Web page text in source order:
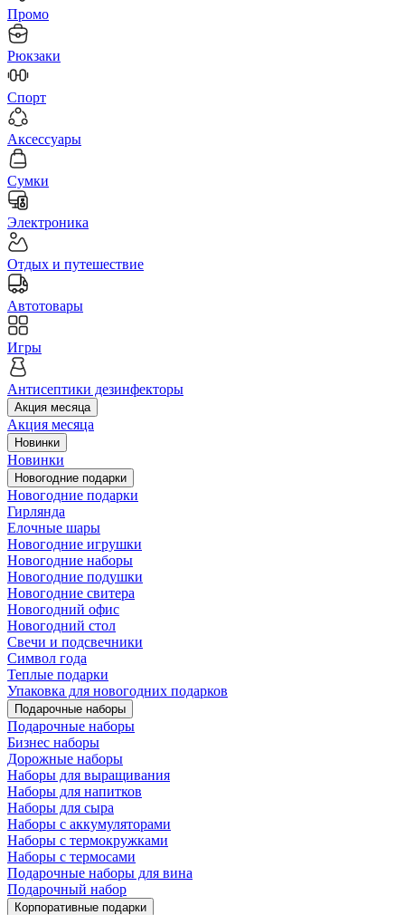
Промо
Рюкзаки
Спорт
Аксессуары
Сумки
Электроника
Отдых и путешествие
Автотовары
Игры
Антисептики дезинфекторы
Акция месяца
Акция месяца
Новинки
Новинки
Новогодние подарки
Новогодние подарки
Гирлянда
Елочные шары
Новогодние игрушки
Новогодние наборы
Новогодние подушки
Новогодние свитера
Новогодний офис
Новогодний стол
Свечи и подсвечники
Символ года
Теплые подарки
Упаковка для новогодних подарков
Подарочные наборы
Подарочные наборы
Бизнес наборы
Дорожные наборы
Наборы для выращивания
Наборы для напитков
Наборы для сыра
Наборы с аккумуляторами
Наборы с термокружками
Наборы с термосами
Подарочные наборы для вина
Подарочный набор
Корпоративные подарки